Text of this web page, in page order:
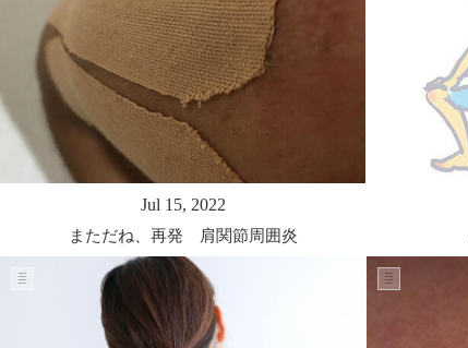
Jul 15, 2022
まただね、再発 肩関節周囲炎